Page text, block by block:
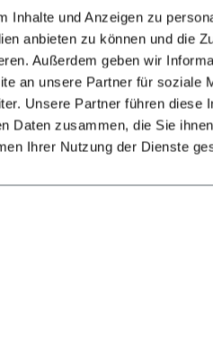
Inhalte und Anzeigen zu
anbieten zu können und die
Außerdem geben wir
an unsere Partner für soziale
Unsere Partner führen diese
Daten zusammen, die Sie
Ihrer Nutzung der Dienste
Zurück